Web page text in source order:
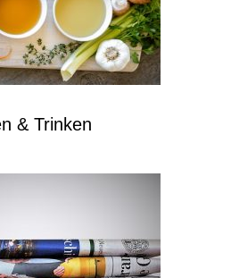
& Trinken